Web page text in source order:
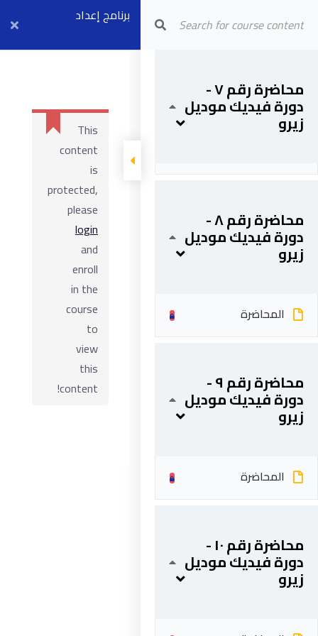
Arab Center for Arbitration
برنامج إعداد
المهندس
لدي الفيديك
(موديل زيرو)
محاضرة رقم ٧ -
دورة فيديك موديل
زيرو
محاضرة رقم ٨ -
دورة فيديك موديل
زيرو
المحاضرة
محاضرة رقم ٩ -
دورة فيديك موديل
زيرو
المحاضرة
محاضرة رقم ١٠ -
دورة فيديك موديل
زيرو
This
content
is
protected,
please
login
and
enroll
in the
course
to
view
this
content!
5 شارع 278 – المعادي الجديدة – القاهرة – جمهورية مصر
العربية
201287888051+